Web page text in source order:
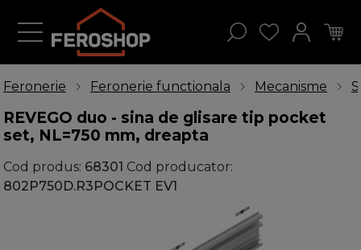
Feronerie Feronerie functionala Mecanisme
REVEGO duo - sina de glisare tip pocket
set, NL=750 mm, dreapta
Cod produs: 68301 Cod producator:
802P750D.R3POCKET EV1